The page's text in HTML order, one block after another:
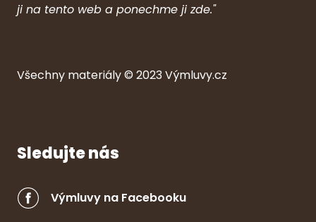
ji na tento web a ponechme ji zde."
Všechny materiály © 2023Výmluvy.cz
Sledujte nás
Výmluvy na Facebooku